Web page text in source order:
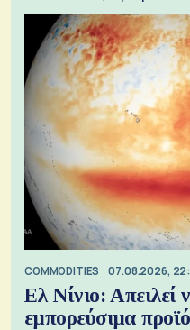
COMMODITIES 07.08.2026,
Ελ Νίνιο: Απειλεί
εμπορεύσιμα